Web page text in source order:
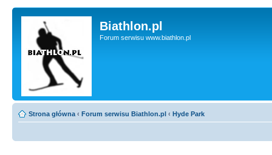
Biathlon.pl
Forum serwisu www.biathlon.pl
Strona główna ‹ Forum serwisu Biathlon.pl ‹ Hyde Park